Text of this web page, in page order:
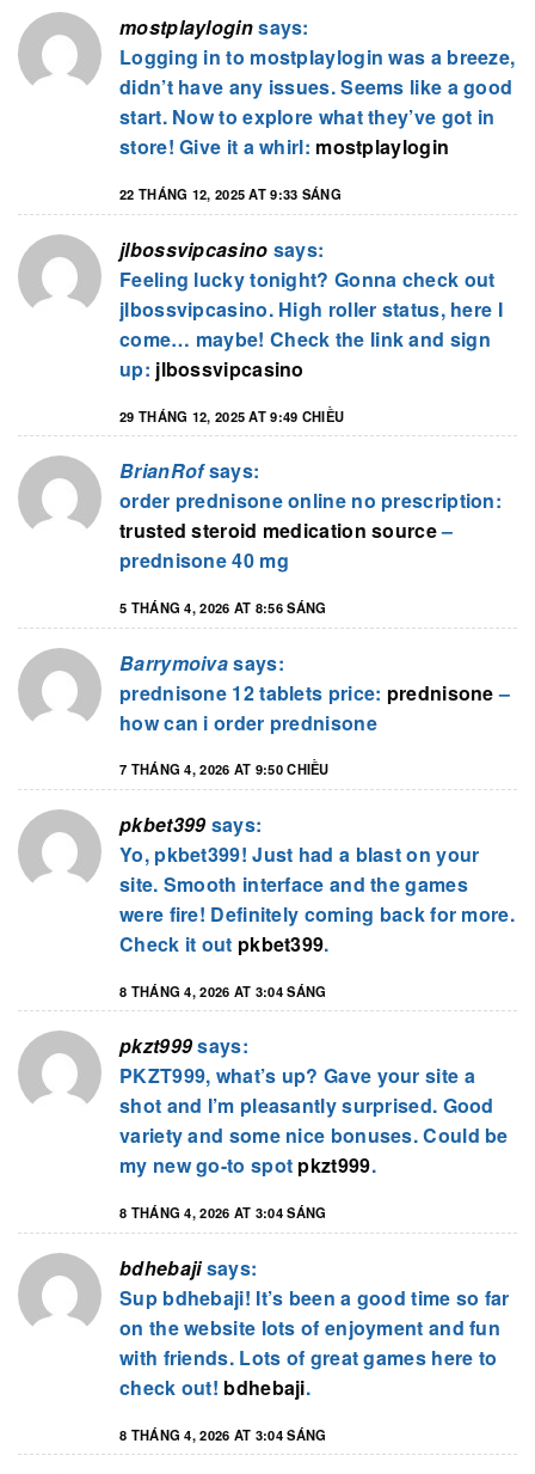
mostplayloginsays:
Logging in to mostplaylogin was a breeze,
didn’t have any issues. Seems like a good
start. Now to explore what they’ve got in
store! Give it a whirl: mostplaylogin
22 THÁNG 12, 2025 AT 9:33 SÁNG
jlbossvipcasino says:
Feeling lucky tonight? Gonna check out
jlbossvipcasino. High roller status, here I
come… maybe! Check the link and sign
up: jlbossvipcasino
29 THÁNG 12, 2025 AT 9:49 CHIỀU
BrianRofsays:
order prednisone online no prescription:
trusted steroid medication source–
prednisone 40 mg
5 THÁNG 4, 2026 AT 8:56 SÁNG
Barrymoivasays:
prednisone 12 tablets price: prednisone–
how can i order prednisone
7 THÁNG 4, 2026 AT 9:50 CHIỀU
pkbet399 says:
Yo, pkbet399! Just had a blast on your
site. Smooth interface and the games
were fire! Definitely coming back for more.
Check it out pkbet399.
8 THÁNG 4, 2026 AT 3:04 SÁNG
pkzt999says:
PKZT999, what’s up? Gave your site a
shot and I’m pleasantly surprised. Good
variety and some nice bonuses. Could be
my new go-to spot pkzt999.
8 THÁNG 4, 2026 AT 3:04 SÁNG
bdhebajisays:
Sup bdhebaji! It’s been a good time so far
on the website lots of enjoyment and fun
with friends. Lots of great games here to
check out! bdhebaji.
8 THÁNG 4, 2026 AT 3:04 SÁNG